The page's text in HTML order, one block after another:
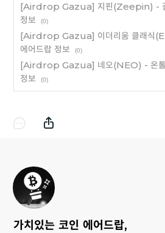
[Airdrop Gazua] 지핀(Zeepin) -
정보
(0)
[Airdrop Gazua] 이더리움 클래식
에어드랍 정보
(0)
[Airdrop Gazua] 네오(NEO) - 온톨
정보
(0)
가치있는 코인 에어드랍,